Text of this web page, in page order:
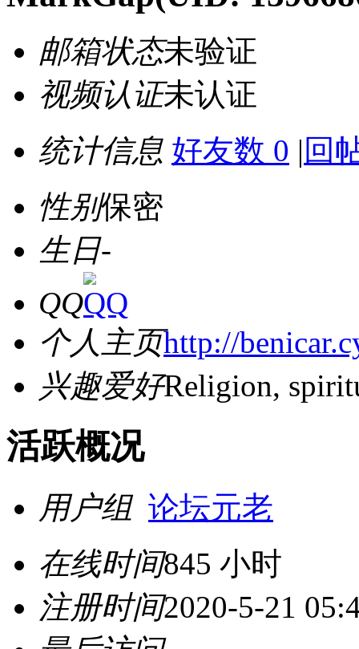
邮箱状态未验证
视频认证未认证
统计信息 好友数 0 | 回
性别保密
生日-
QQ
个人主页http://
兴趣爱好Religion,
活跃概况
用户组 论坛元老
在线时间845 小时
注册时间2020-5-21